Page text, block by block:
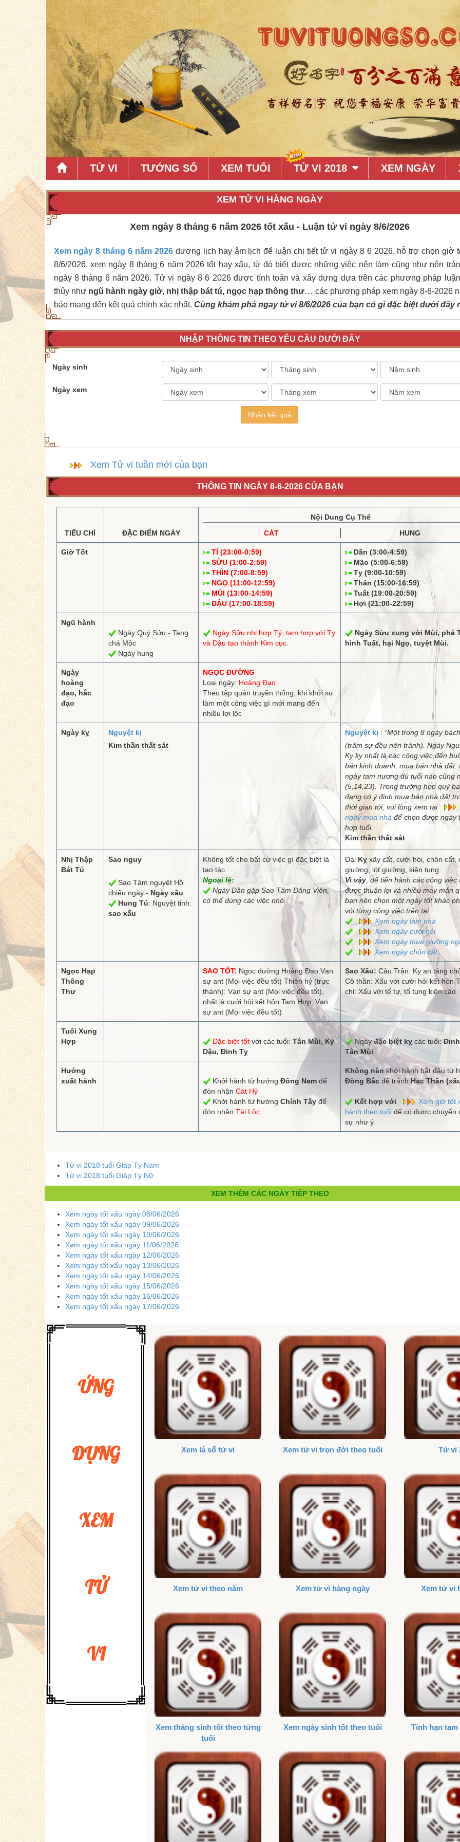
TỬ VI TƯỚNG SỐ XEM TUỔI TỬ VI 2018 XEM NGÀY
XEM TỬ VI HÀNG NGÀY
Xem ngày 8 tháng 6 năm 2026 tốt xấu - Luận tử vi ngày 8/6/2026
Xem ngày 8 tháng 6 năm 2026dương lịch hay âm lịch để luận chi tiết tử vi ngày 8 6 2026, hỗ trợ chọn giờ
8/6/2026, xem ngày 8 tháng 6 năm 2026 tốt hay xấu, từ đó biết được những việc nên làm cũng như nên
ngày 8 tháng 6 năm 2026. Tử vi ngày 8 6 2026 được tính toán và xây dựng dựa trên các phương pháp
thủy như ngũ hành ngày giờ, nhị thập bát tú, ngọc hạp thông thư… các phương pháp xem ngày 8-6-2026
bảo mang đến kết quả chính xác nhất. Cùng khám phá ngay tử vi 8/6/2026 của bạn có gì đặc biệt dưới đây
NHẬP THÔNG TIN THEO YÊU CẦU DƯỚI ĐÂY
Ngày sinh
Ngày xem
Nhận kết quả
Xem Tử vi tuần mới của bạn
THÔNG TIN NGÀY 8-6-2026 CỦA BẠN
TIÊU CHÍ ĐẶC ĐIỂM NGÀY
Nội Dung Cụ Thể
CÁT
HUNG
Giờ Tốt
TÍ (23:00-0:59)
SỬU (1:00-2:59)
THÌN (7:00-8:59)
NGỌ (11:00-12:59)
MÙI (13:00-14:59)
DẬU (17:00-18:59)
Dần (3:00-4:59)
Mão (5:00-6:59)
Tỵ (9:00-10:59)
Thân (15:00-16:59)
Tuất (19:00-20:59)
Hợi (21:00-22:59)
Ngũ hành
Ngày Quý Sửu - Tang
chá Mộc
Ngày hung
Ngày Sửu nhị hợpTý, tam hợpvới Tỵ
và Dậu tạo thành Kim cục.
Ngày Sửu xung với Mùi, phá
hình Tuất, hại Ngọ, tuyệtMùi.
Ngày
hoàng
đạo, hắc
đạo
NGỌC ĐƯỜNG
Loại ngày: Hoàng Đạo
Theo tập quán truyền thống, khi khởi sự
làm một công việc gì mới mang đến
nhiều lợi lộc
Ngày kỵ
Nguyệt kị
Kim thần thất sát
Nguyệt kị : “Một trong 8 ngày
(trăm sự đều nên tránh). Ngày
Kỵ kỵ nhất là các công việc đến
bán kinh doanh, mua bán nhà đất.
ngày tam nương dù tuổi nào cũng
(5,14,23). Trong trường hợp quý
đang có ý định mua bán nhà đất
thời gian tới, vui lòng xem tại
ngày mua nhà để chọn được ngày
hợp tuổi.
Kim thần thất sát:
Nhị Thập
Bát Tú
Sao nguy
Sao Tâm nguyệt Hồ
chiếu ngày - Ngày xấu
Hung Tú: Nguyệt tinh:
sao xấu
Không tốt cho bất cứ việc gì đặc biệt là
tạo tác.
Ngoại lệ:
Ngày Dần gặp Sao Tâm Đăng Viên,
có thể dùng các việc nhỏ.
Đại Kỵxây cất, cưới hỏi, chôn cất,
giường, lót giường, kiện tụng.
Vì vậy, để tiến hành các công việc
được thuận lợi và nhiều may mắn
bạn nên chọn một ngày tốt khác
với từng công việc trên tại:
Xem ngày làm nhà
Xem ngày cưới hỏi
Xem ngày mua giường
Xem ngày chôn cất
Ngọc Hạp
Thông
Thư
SAO TỐT: Ngọc đường Hoàng Đạo:Vạn
sự ant (Mọi việc đều tốt) Thiên hỷ (trực
thành): Vạn sự ant (Mọi việc đều tốt),
nhất là cưới hỏi kết hôn Tam Hợp: Vạn
sự ant (Mọi việc đều tốt)
Sao Xấu: Câu Trận: Kỵ an táng
Cô thần: Xấu với cưới hỏi kết hôn
chỉ: Xấu với tế tự, tố tụng kiện cáo
Tuổi Xung
Hợp
Đặc biệt tốtvới các tuổi: Tân Mùi, Kỷ
Dậu, Đinh Tỵ
Ngàyđặc biệt kỵcác tuổi:
Tân Mùi
Hướng
xuất hành
Khởi hành từ hướng Đông Namđể
đón nhận Cát Hỷ
Khởi hành từ hướng Chính Tâyđể
đón nhận Tài Lộc
Không nênkhởi hành bắt đầu từ
Đông Bắcđể tránhHạc Thần
Kết hợp với
Xem giờ tốt
hành theo tuổiđể có được chuyến
sự như ý.
Tử vi 2018 tuổi Giáp Tý Nam
Tử vi 2018 tuổi Giáp Tý Nữ
XEM THÊM CÁC NGÀY TIẾP THEO
Xem ngày tốt xấu ngày 08/06/2026
Xem ngày tốt xấu ngày 09/06/2026
Xem ngày tốt xấu ngày 10/06/2026
Xem ngày tốt xấu ngày 11/06/2026
Xem ngày tốt xấu ngày 12/06/2026
Xem ngày tốt xấu ngày 13/06/2026
Xem ngày tốt xấu ngày 14/06/2026
Xem ngày tốt xấu ngày 15/06/2026
Xem ngày tốt xấu ngày 16/06/2026
Xem ngày tốt xấu ngày 17/06/2026
ỨNG
DỤNG
XEM
TỬ
VI
Xem lá số tử vi Xem tử vi trọn đời theo tuổi Tử vi
Xem tử vi theo năm Xem tử vi hàng ngày Xem tử vi
Xem tháng sinh tốt theo từng
tuổi
Xem ngày sinh tốt theo tuổi Tính hạn